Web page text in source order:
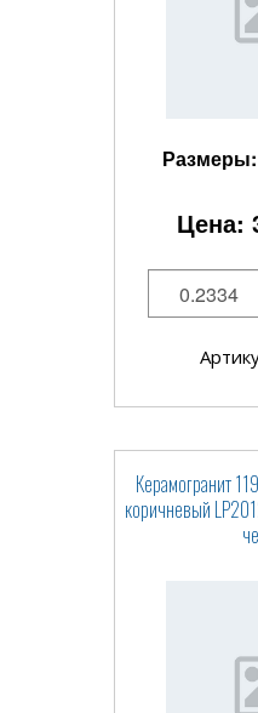
Размеры:
Цена:
Керамогранит
коричневый